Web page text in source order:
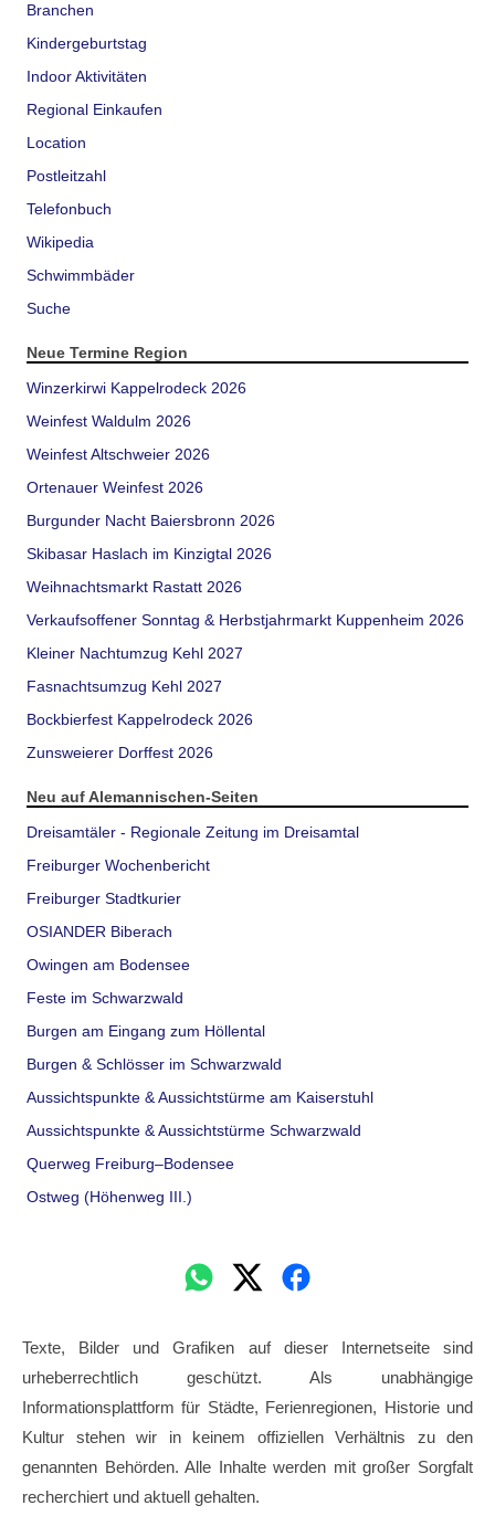
Branchen
Kindergeburtstag
Indoor Aktivitäten
Regional Einkaufen
Location
Postleitzahl
Telefonbuch
Wikipedia
Schwimmbäder
Suche
Neue Termine Region
Winzerkirwi Kappelrodeck 2026
Weinfest Waldulm 2026
Weinfest Altschweier 2026
Ortenauer Weinfest 2026
Burgunder Nacht Baiersbronn 2026
Skibasar Haslach im Kinzigtal 2026
Weihnachtsmarkt Rastatt 2026
Verkaufsoffener Sonntag & Herbstjahrmarkt Kuppenheim 2026
Kleiner Nachtumzug Kehl 2027
Fasnachtsumzug Kehl 2027
Bockbierfest Kappelrodeck 2026
Zunsweierer Dorffest 2026
Neu auf Alemannischen-Seiten
Dreisamtäler - Regionale Zeitung im Dreisamtal
Freiburger Wochenbericht
Freiburger Stadtkurier
OSIANDER Biberach
Owingen am Bodensee
Feste im Schwarzwald
Burgen am Eingang zum Höllental
Burgen & Schlösser im Schwarzwald
Aussichtspunkte & Aussichtstürme am Kaiserstuhl
Aussichtspunkte & Aussichtstürme Schwarzwald
Querweg Freiburg–Bodensee
Ostweg (Höhenweg III.)
Texte, Bilder und Grafiken auf dieser Internetseite sind
urheberrechtlich geschützt. Als unabhängige
Informationsplattform für Städte, Ferienregionen, Historie und
Kultur stehen wir in keinem offiziellen Verhältnis zu den
genannten Behörden. Alle Inhalte werden mit großer Sorgfalt
recherchiert und aktuell gehalten.